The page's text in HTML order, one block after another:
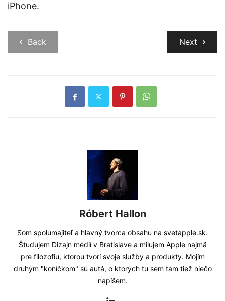
iPhone.
Back Next
Róbert Hallon
Som spolumajiteľ a hlavný tvorca obsahu na svetapple.sk.
Študujem Dizajn médií v Bratislave a milujem Apple najmä
pre filozofiu, ktorou tvorí svoje služby a produkty. Mojím
druhým "koníčkom" sú autá, o ktorých tu sem tam tiež niečo
napíšem.